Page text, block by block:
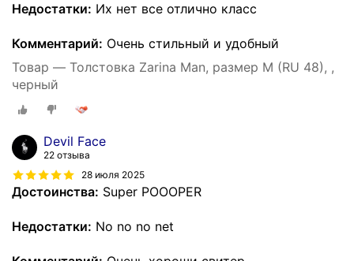
Недостатки: Их нет все отлично класс
Комментарий: Очень стильный и удобный
Товар — Толстовка Zarina Man, размер M (RU 48), ,
черный
Devil Face
22 отзыва
28 июля 2025
Достоинства: Super POOOPER
Недостатки: No no no net